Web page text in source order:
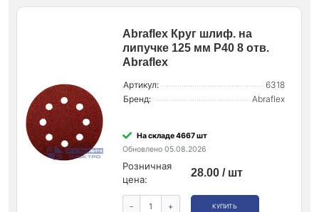
Abraflex Круг шлиф. на
липучке 125 мм P40 8 отв.
Abraflex
Артикул:
6318
Бренд:
Abraflex
На складе 4667 шт
Обновлено 05.08.2026
Розничная
цена:
28.00 / шт
- + КУПИТЬ